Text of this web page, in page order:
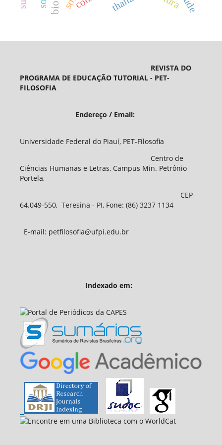
REVISTA DO
PROGRAMA DE EDUCAÇÃO TUTORIAL - PET-
FILOSOFIA
Endereço / Email:
Universidade Federal do Piauí, PET-Filosofia
Centro de
Ciências Humanas e Letras, Campus Min. Petrônio
Portela,
CEP
64.049-550, Teresina - PI, Fone: (86) 3237 1134
E-mail: petfilosofia@ufpi.edu.br
Indexado em: